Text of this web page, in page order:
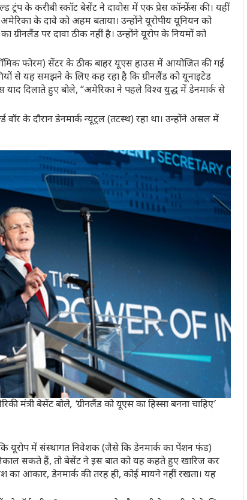
ट्रंप के करीबी स्कॉट बेसेंट ने दावोस में एक प्रेस कॉन्फ्रेंस की। यहीं
के दावे को अहम बताया। उन्होंने यूरोपीय यूनियन को
ग्रीनलैंड पर दावा ठीक नहीं है। उन्होंने यूरोप के नियमों को
फोरम) सेंटर के ठीक बाहर यूएस हाउस में आयोजित की गई
से यह समझने के लिए कह रहा है कि ग्रीनलैंड को यूनाइटेड
याद दिलाते हुए बोले, “अमेरिका ने पहले विश्व युद्ध में डेनमार्क से
के दौरान डेनमार्क न्यूट्रल (तटस्थ) रहा था। उन्होंने असल में
मंत्री बेसेंट बोले, ‘ग्रीनलैंड को यूएस का हिस्सा बनना चाहिए’
यूरोप में संस्थागत निवेशक (जैसे कि डेनमार्क का पेंशन फंड)
सकते हैं, तो बेसेंट ने इस बात को यह कहते हुए खारिज कर
का आकार, डेनमार्क की तरह ही, कोई मायने नहीं रखता। यह